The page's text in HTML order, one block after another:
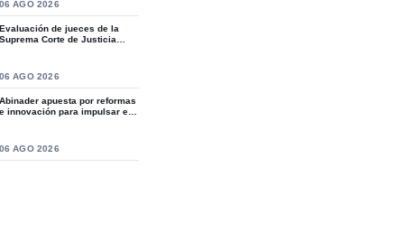
AGO 2026
Evaluación de jueces de la
Suprema Corte de Justicia
AGO 2026
Abinader apuesta por reformas
e innovación para impulsar el
AGO 2026